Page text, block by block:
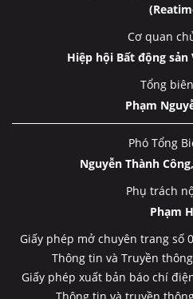
Cơ quan
Hiệp hội Bất động sản
Tổng
Phạm
Phó Tổng
Nguyễn Thành
Phụ trách
Phạm
Giấy phép mở chuyên trang số
Thông tin và Truyền
Giấy phép xuất bản báo chí
Thông tin và truyền